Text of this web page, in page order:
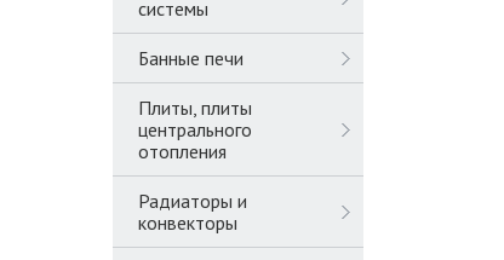
системы
Банные печи
Плиты, плиты
центрального
отопления
Радиаторы и
конвекторы